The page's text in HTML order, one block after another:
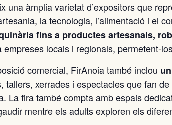
una àmplia varietat d’expositors que
la tecnologia, l’alimentació i el
fins a productes artesanals,
empreses locals i regionals, permetent-
comercial, FirAnoia també inclou
tallers, xerrades i espectacles que fan
La fira també compta amb espais
mentre els adults exploren els